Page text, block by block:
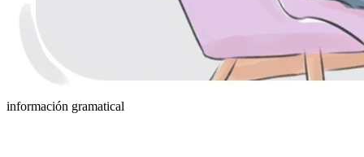
información gramatical